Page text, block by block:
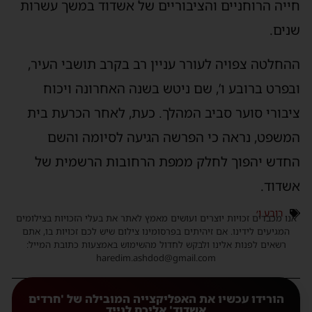
הרוחניים והציבוריים של אשדוד במשך עשרות
צפויה לעורר עניין רב בקרב תושבי העיר,
ברובע ו’, שם ניטש בשנה האחרונה ויכוח
סוער סביב המהלך. כעת, לאחר הכרעת בית
נראה כי הפרשה הגיעה לסיומה והשם
יהפוך לחלק ממפת הרחובות הרשמית של
רובע ו׳
אנו מכבדים זכויות יוצרים ועושים מאמץ לאתר את בעלי הזכויות בצילומים
המגיעים לידינו. אם זיהיתים בפרסומינו צילום שיש לכם זכויות בו, אתם
רשאים לפנות אלינו ולבקש לחדול מהשימוש באמצעות כתובת המייל:
haredim.ashdod@gmail.com
הורידו עכשיו את האפליקצייה המובילה של 'חרדים